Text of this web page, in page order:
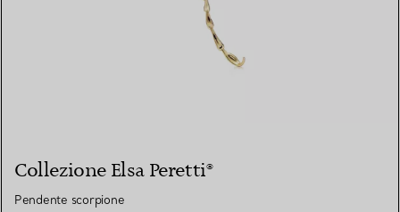
Collezione Elsa Peretti®
Pendente scorpione